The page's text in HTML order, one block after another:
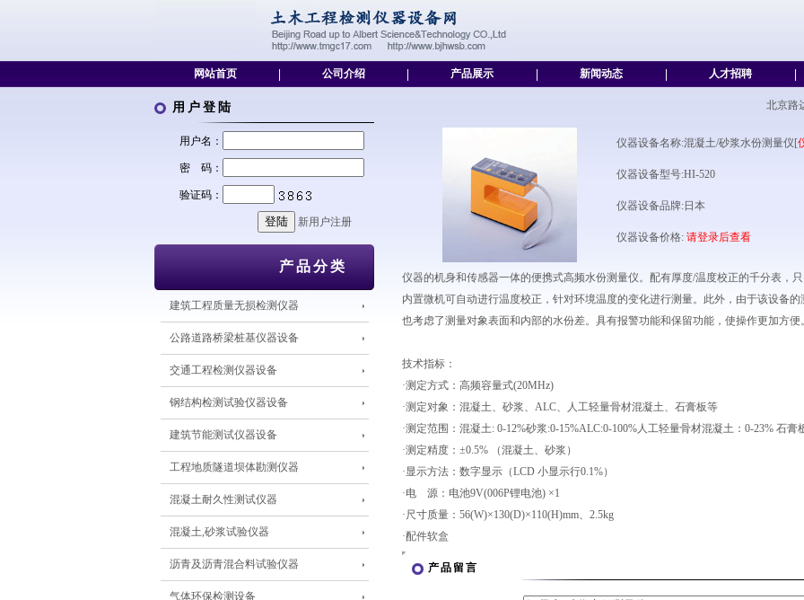
网站首页
公司介绍 产品展示 新闻动态 人才招聘
用户登陆
用户名：
密 码：
验证码：
新用户注册
产品分类
建筑工程质量无损检测仪器
公路道路桥梁桩基仪器设备
交通工程检测仪器设备
钢结构检测试验仪器设备
建筑节能测试仪器设备
工程地质隧道坝体勘测仪器
混凝土耐久性测试仪器
混凝土,砂浆试验仪器
沥青及沥青混合料试验仪器
气体环保检测设备
北京路
仪器设备名称:混凝土/砂浆水份测量仪[
仪器设备型号:HI-520
仪器设备品牌:日本
仪器设备价格: 请登录后查看
仪器的机身和传感器一体的便携式高频水份测量仪。配有厚度/温度校正的千分表，
内置微机可自动进行温度校正，针对环境温度的变化进行测量。此外，由于该设备
也考虑了测量对象表面和内部的水份差。具有报警功能和保留功能，使操作更加方便。
技术指标：
·测定方式：高频容量式(20MHz)
·测定对象：混凝土、砂浆、ALC、人工轻量骨材混凝土、石膏板等
·测定范围：混凝土: 0-12%砂浆:0-15%ALC:0-100%人工轻量骨材混凝土：0-23% 石膏
·测定精度：±0.5% （混凝土、砂浆）
·显示方法：数字显示（LCD 小显示行0.1%）
·电 源：电池9V(006P锂电池) ×1
·尺寸质量：56(W)×130(D)×110(H)mm、2.5kg
·配件软盒
产品留言